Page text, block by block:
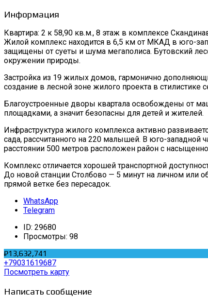
Информация
Квартира: 2 к 58,90 кв.м., 8 этаж в комплексе
Жилой комплекс находится в 6,5 км от МКАД в юго-
защищены от суеты и шума мегаполиса. Бутовский
окружении природы.
Застройка из 19 жилых домов, гармонично
создание в лесной зоне жилого проекта в стилистике
Благоустроенные дворы квартала освобождены от
площадками, а значит безопасны для детей и жителей.
Инфраструктура жилого комплекса активно
сада, рассчитанного на 220 малышей. В юго-западной
расстоянии 500 метров расположен район с
Комплекс отличается хорошей транспортной
До новой станции Столбово — 5 минут на личном или
прямой ветке без пересадок.
WhatsApp
Telegram
ID: 29680
Просмотры: 98
₽13,632,741
+79031619687
Посмотреть карту
Написать сообщение